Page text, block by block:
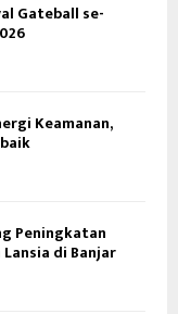
Gateball se-
Keamanan,
Peningkatan
di Banjar